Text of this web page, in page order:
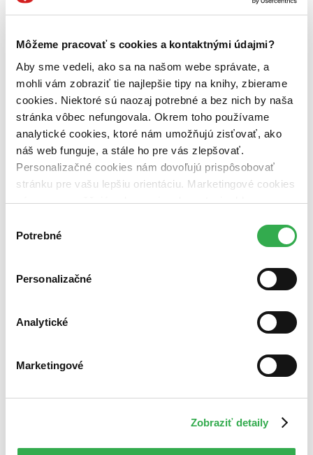
Môžeme pracovať s cookies a kontaktnými údajmi?
Aby sme vedeli, ako sa na našom webe správate, a
mohli vám zobraziť tie najlepšie tipy na knihy, zbierame
cookies. Niektoré sú naozaj potrebné a bez nich by naša
stránka vôbec nefungovala. Okrem toho používame
analytické cookies, ktoré nám umožňujú zisťovať, ako
náš web funguje, a stále ho pre vás zlepšovať.
Personalizačné cookies nám dovoľujú prispôsobovať
stránku pre vašu lepšiu orientáciu. Marketingové cookies
nám zas umožňujú zobrazenie relevantnej reklamy.
nám pomohlo, keby sme mohli používať všetky tieto
súhlasu
Potrebné
Personalizačné
Analytické
Marketingové
Zobraziť detaily
Dostupnosť
predpredaj (0 titulov)predpredaj
pripravujeme (0 titulov)
pripravujeme
dostupná (bez vypredaných) (0 titulov)
dostupná (bez
vypredaných)
Nové / čítané
nová (0 titulov) nová
čítaná (0 titulov)čítaná
čítaná - výborný stav (0 titulov)čítaná - výborný stav
čítaná - mierne opotrebovaná (0 titulov)čítaná - mierne
opotrebovaná
Zúžiť výber
Bestsellery
Najdrahšie